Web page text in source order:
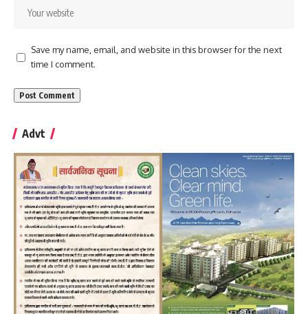
Save my name, email, and website in this browser for the next
time I comment.
Advt